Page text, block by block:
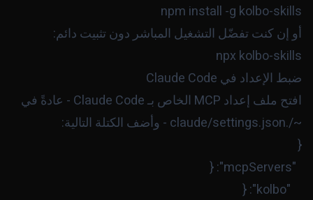
npm install -g kolbo-skills
أو إن كنت تفضّل التشغيل المباشر دون تثبيت دائم:
npx kolbo-skills
ضبط الإعداد في Claude Code
افتح ملف إعداد MCP الخاص بـ Claude Code - عادةً في
~/.claude/settings.json
- وأضف الكتلة التالية: